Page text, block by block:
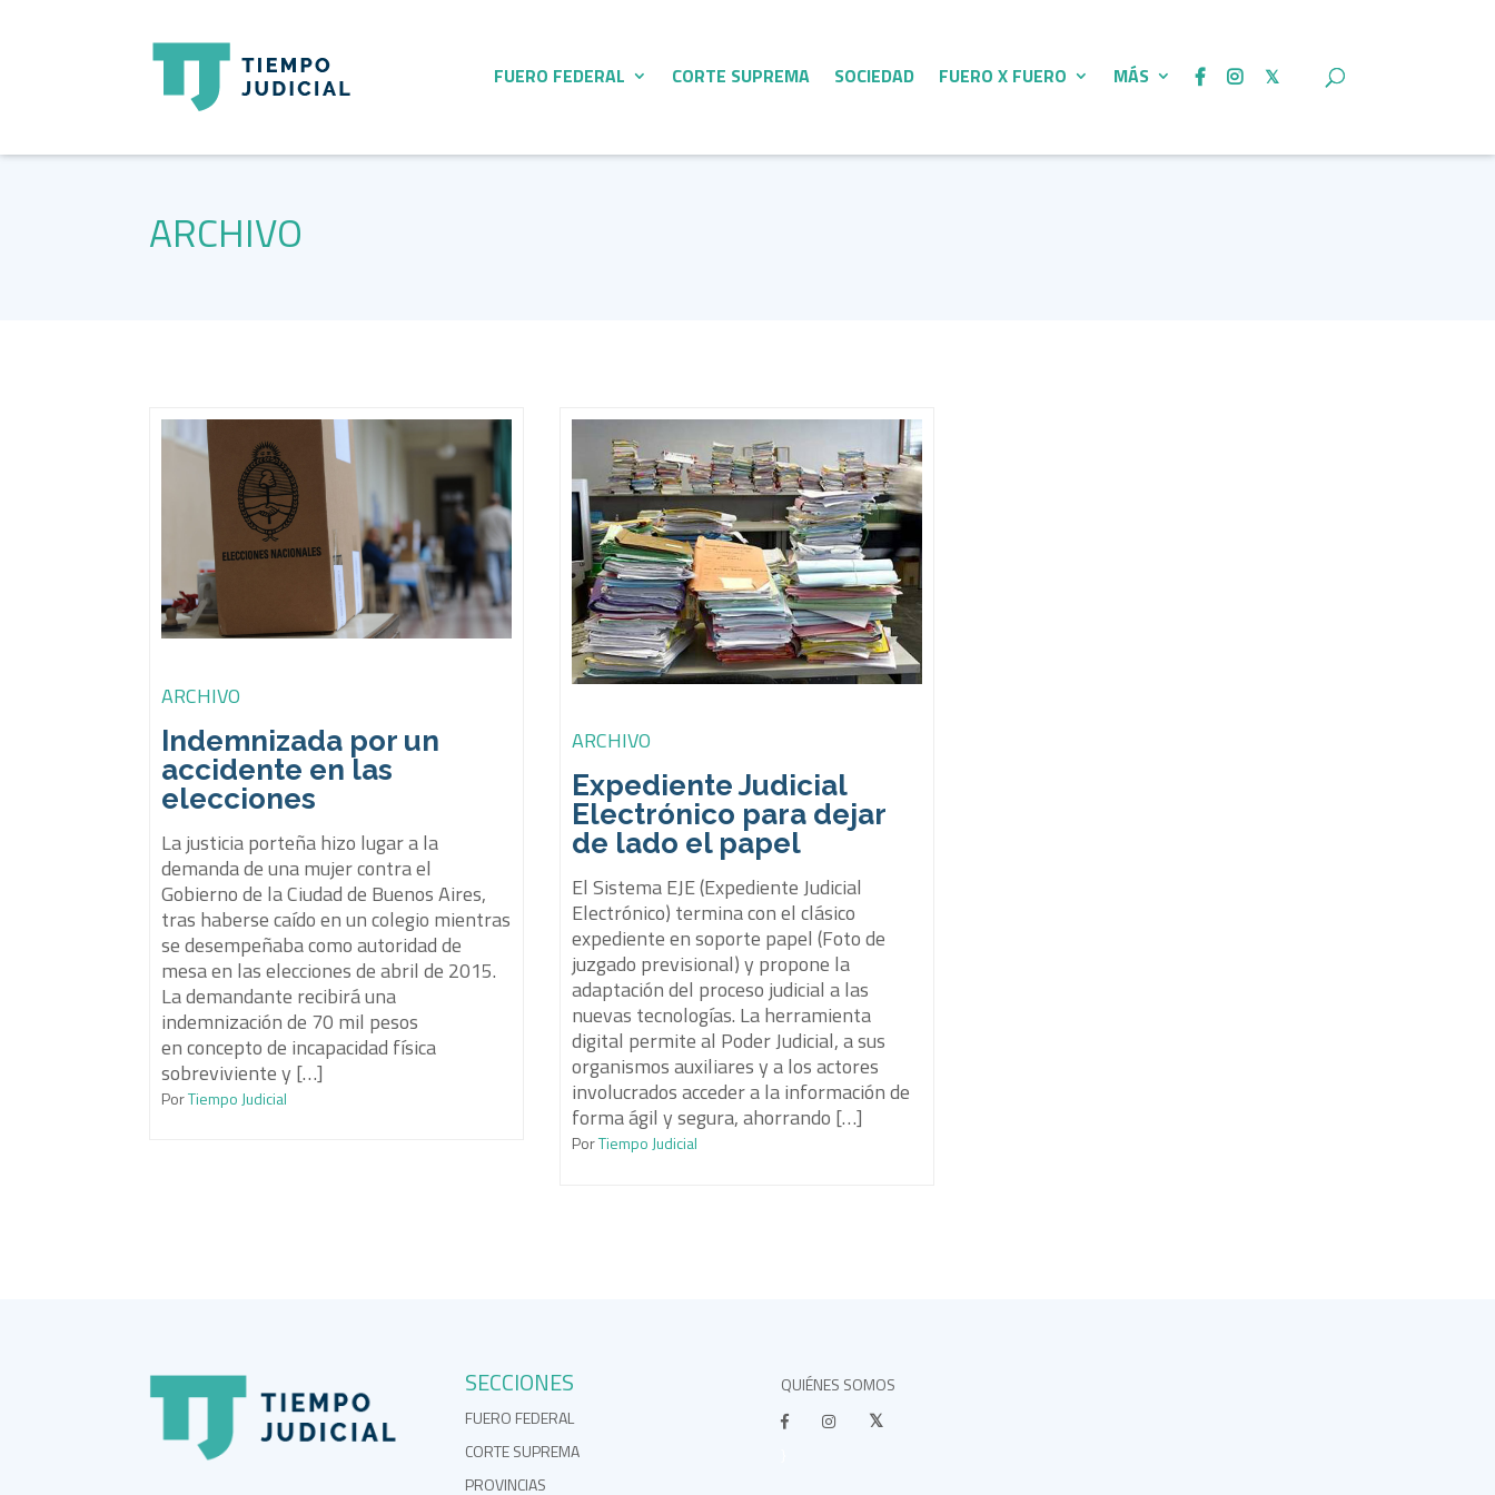
FUERO FEDERAL CORTE SUPREMA SOCIEDAD FUERO X FUERO MÁS
ARCHIVO
ARCHIVO
Indemnizada por un
accidente en las
elecciones
La justicia porteña hizo lugar a la
demanda de una mujer contra el
Gobierno de la Ciudad de Buenos Aires,
tras haberse caído en un colegio mientras
se desempeñaba como autoridad de
mesa en las elecciones de abril de 2015.
La demandante recibirá una
indemnización de 70 mil pesos
en concepto de incapacidad física
sobreviviente y […]
PorTiempo Judicial
ARCHIVO
Expediente Judicial
Electrónico para dejar
de lado el papel
El Sistema EJE (Expediente Judicial
Electrónico) termina con el clásico
expediente en soporte papel (Foto de
juzgado previsional) y propone la
adaptación del proceso judicial a las
nuevas tecnologías. La herramienta
digital permite al Poder Judicial, a sus
organismos auxiliares y a los actores
involucrados acceder a la información de
forma ágil y segura, ahorrando […]
PorTiempo Judicial
SECCIONES
FUERO FEDERAL
CORTE SUPREMA
PROVINCIAS
QUIÉNES SOMOS